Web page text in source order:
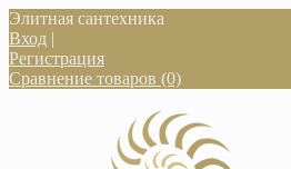
Элитная сантехника
Вход |
Регистрация
Сравнение товаров (0)